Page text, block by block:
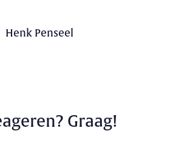
Henk Penseel
Graag!